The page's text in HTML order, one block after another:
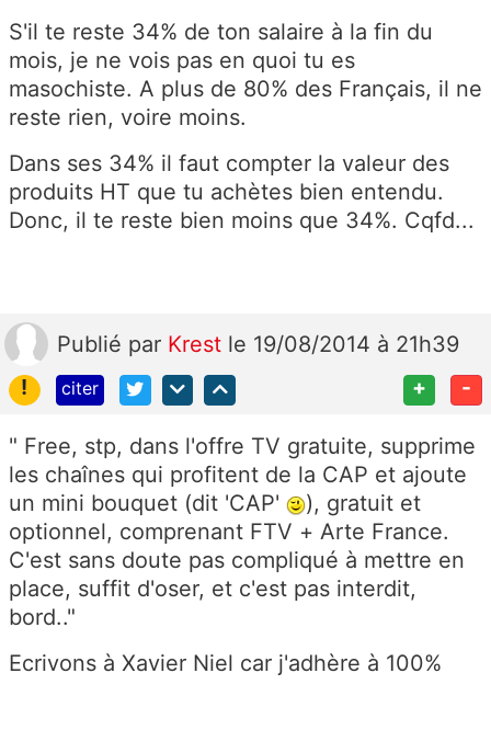
S'il te reste 34% de ton salaire à la fin du
mois, je ne vois pas en quoi tu es
masochiste. A plus de 80% des Français, il ne
reste rien, voire moins.
Dans ses 34% il faut compter la valeur des
produits HT que tu achètes bien entendu.
Donc, il te reste bien moins que 34%. Cqfd...
Publié par Krest le 19/08/2014 à 21h39
!
citer + -
" Free, stp, dans l'offre TV gratuite, supprime
les chaînes qui profitent de la CAP et ajoute
un mini bouquet (dit 'CAP'
), gratuit et
optionnel, comprenant FTV + Arte France.
C'est sans doute pas compliqué à mettre en
place, suffit d'oser, et c'est pas interdit,
bord.."
Ecrivons à Xavier Niel car j'adhère à 100%